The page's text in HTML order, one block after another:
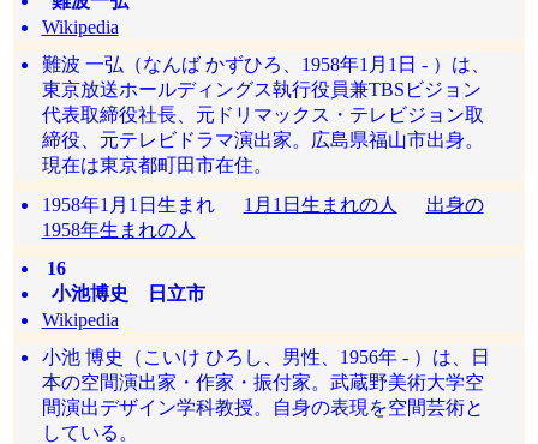
Wikipedia
難波 一弘（なんば かずひろ、1958年1月1日 - ）は、
東京放送ホールディングス執行役員兼TBSビジョン
代表取締役社長、元ドリマックス・テレビジョン取
締役、元テレビドラマ演出家。広島県福山市出身。
現在は東京都町田市在住。
1958年1月1日生まれ 1月1日生まれの人
出身の
1958年生まれの人
16
小池博史 日立市
Wikipedia
小池 博史（こいけ ひろし、男性、1956年 - ）は、日
本の空間演出家・作家・振付家。武蔵野美術大学空
間演出デザイン学科教授。自身の表現を空間芸術と
している。